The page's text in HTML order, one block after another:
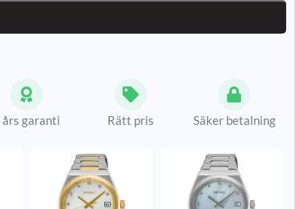
års garanti Rätt pris Säker betalning